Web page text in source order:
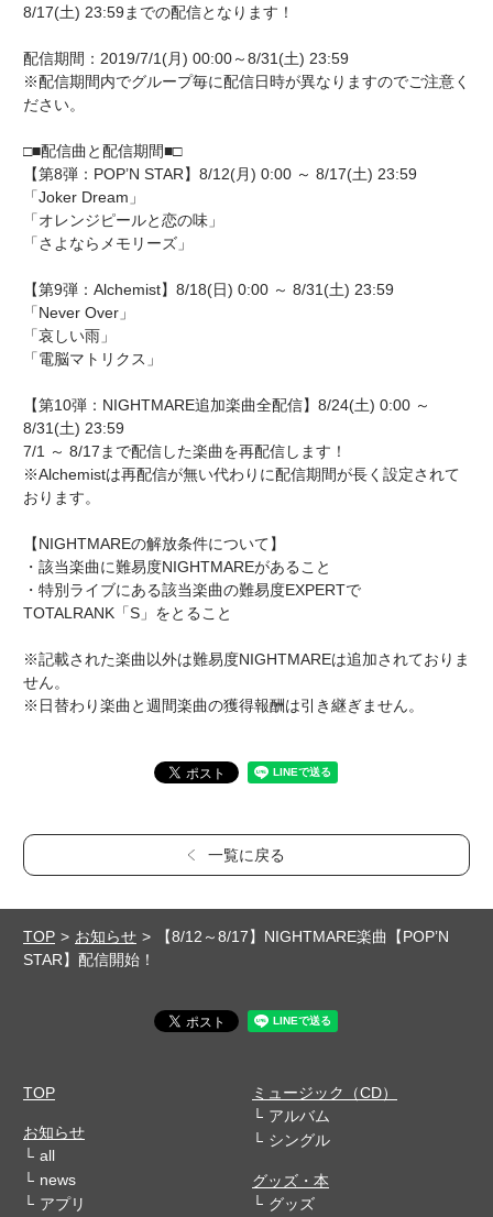
8/17(土) 23:59までの配信となります！
配信期間：2019/7/1(月) 00:00～8/31(土) 23:59
※配信期間内でグループ毎に配信日時が異なりますのでご注意く
ださい。
□■配信曲と配信期間■□
【第8弾：POP’N STAR】8/12(月) 0:00 ～ 8/17(土) 23:59
「Joker Dream」
「オレンジピールと恋の味」
「さよならメモリーズ」
【第9弾：Alchemist】8/18(日) 0:00 ～ 8/31(土) 23:59
「Never Over」
「哀しい雨」
「電脳マトリクス」
【第10弾：NIGHTMARE追加楽曲全配信】8/24(土) 0:00 ～
8/31(土) 23:59
7/1 ～ 8/17まで配信した楽曲を再配信します！
※Alchemistは再配信が無い代わりに配信期間が長く設定されて
おります。
【NIGHTMAREの解放条件について】
・該当楽曲に難易度NIGHTMAREがあること
・特別ライブにある該当楽曲の難易度EXPERTで
TOTALRANK「S」をとること
※記載された楽曲以外は難易度NIGHTMAREは追加されておりま
せん。
※日替わり楽曲と週間楽曲の獲得報酬は引き継ぎません。
一覧に戻る
TOP お知らせ
【8/12～8/17】NIGHTMARE楽曲【POP’N
STAR】配信開始！
TOP
お知らせ
all
news
アプリ
ミュージック（CD）
アルバム
シングル
グッズ・本
グッズ